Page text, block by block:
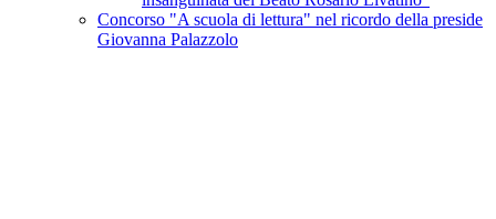
Concorso "A scuola di lettura" nel ricordo della preside
Giovanna Palazzolo